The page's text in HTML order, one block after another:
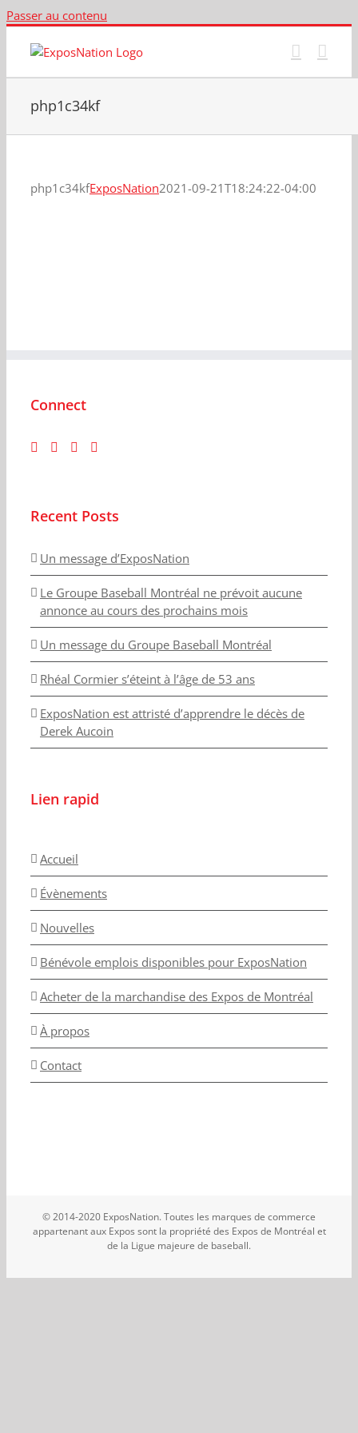
Passer au contenu
php1c34kf
php1c34kfExposNation2021-09-21T18:24:22-04:00
Connect
Recent Posts
Un message d’ExposNation
Le Groupe Baseball Montréal ne prévoit aucune
annonce au cours des prochains mois
Un message du Groupe Baseball Montréal
Rhéal Cormier s’éteint à l’âge de 53 ans
ExposNation est attristé d’apprendre le décès de
Derek Aucoin
Lien rapid
Accueil
Évènements
Nouvelles
Bénévole emplois disponibles pour ExposNation
Acheter de la marchandise des Expos de Montréal
À propos
Contact
© 2014-2020 ExposNation. Toutes les marques de commerce
appartenant aux Expos sont la propriété des Expos de Montréal et
de la Ligue majeure de baseball.